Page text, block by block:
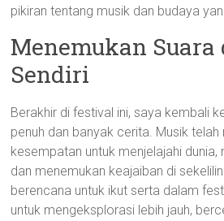
pikiran tentang musik dan budaya
Menemukan
Sendiri
Berakhir di festival ini, saya kembali
penuh dan banyak cerita. Musik
kesempatan untuk menjelajahi
dan menemukan keajaiban di
berencana untuk ikut serta dalam
untuk mengeksplorasi lebih jauh,